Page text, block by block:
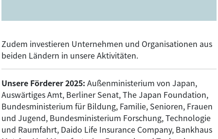
Zudem investieren Unternehmen und Organisationen aus
beiden Ländern in unsere Aktivitäten.
Unsere Förderer 2025: Außenministerium von Japan,
Auswärtiges Amt, Berliner Senat, The Japan Foundation,
Bundesministerium für Bildung, Familie, Senioren, Frauen
und Jugend, Bundesministerium Forschung, Technologie
und Raumfahrt, Daido Life Insurance Company, Bankhaus